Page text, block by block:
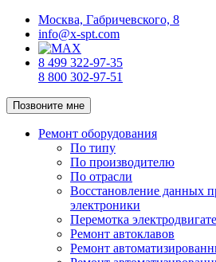
Москва, Габричевского, 8
info@x-spt.com
8 499 322-97-35
8 800 302-97-51
Позвоните мне
Ремонт оборудования
По типу
По производителю
По отрасли
Восстановление данных
электроники
Перемотка
Ремонт автоклавов
Ремонт